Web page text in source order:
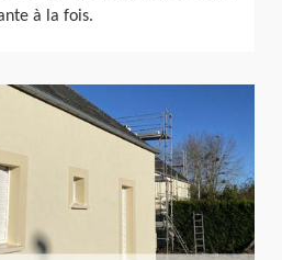
à la fois.